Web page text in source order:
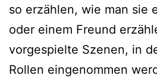
so erzählen, wie man sie
oder einem Freund
vorgespielte Szenen, in
Rollen eingenommen